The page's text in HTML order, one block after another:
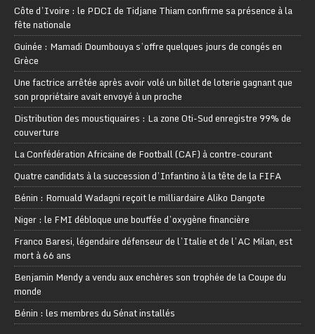
Côte d’Ivoire : le PDCI de Tidjane Thiam confirme sa présence à la
fête nationale
Guinée : Mamadi Doumbouya s’offre quelques jours de congés en
Grèce
Une factrice arrêtée après avoir volé un billet de loterie gagnant que
son propriétaire avait envoyé à un proche
Distribution des moustiquaires : La zone Oti-Sud enregistre 99% de
couverture
La Confédération Africaine de Football (CAF) à contre-courant
Quatre candidats à la succession d’Infantino à la tête de la FIFA
Bénin : Romuald Wadagni reçoit le milliardaire Aliko Dangote
Niger : le FMI débloque une bouffée d’oxygène financière
Franco Baresi, légendaire défenseur de l’Italie et de l’AC Milan, est
mort à 66 ans
Benjamin Mendy a vendu aux enchères son trophée de la Coupe du
monde
Bénin : les membres du Sénat installés